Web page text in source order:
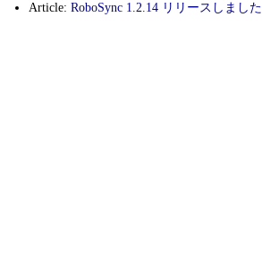
Article: RoboSync 1.2.14 リリースしました